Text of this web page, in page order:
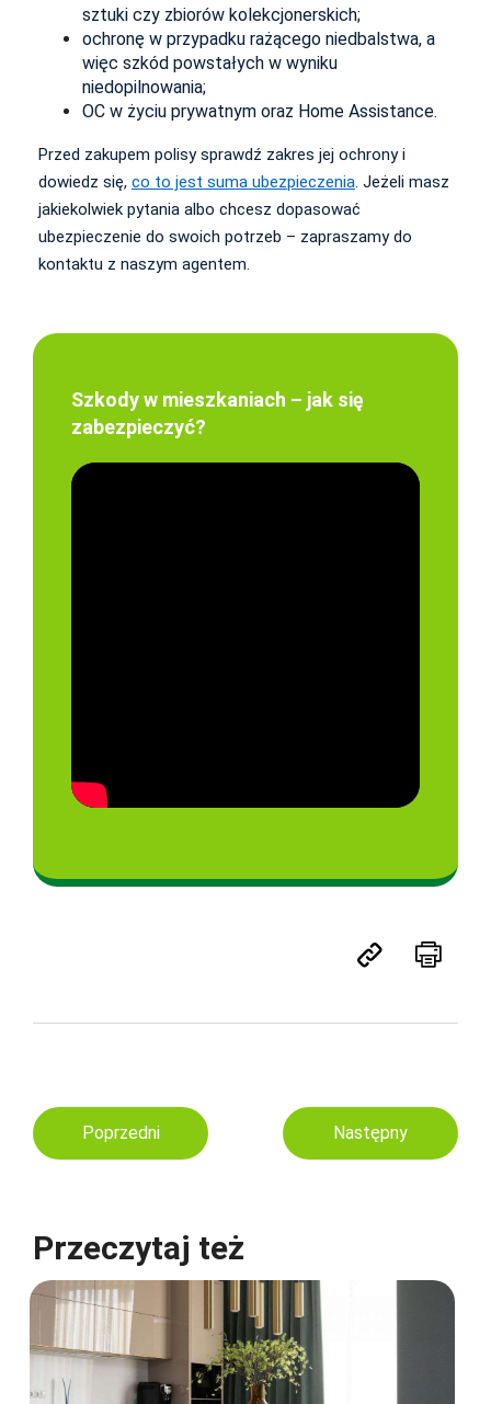
sztuki czy zbiorów kolekcjonerskich;
ochronę w przypadku rażącego niedbalstwa, a
więc szkód powstałych w wyniku
niedopilnowania;
OC w życiu prywatnym oraz Home Assistance.
Przed zakupem polisy sprawdź zakres jej ochrony i
dowiedz się, co to jest suma ubezpieczenia. Jeżeli masz
jakiekolwiek pytania albo chcesz dopasować
ubezpieczenie do swoich potrzeb – zapraszamy do
kontaktu z naszym agentem.
Szkody w mieszkaniach – jak się
zabezpieczyć?
Poprzedni Następny
Przeczytaj też